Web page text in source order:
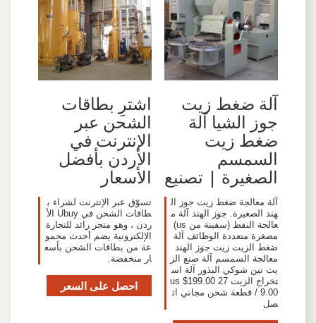
آلة ضغط زيت
جوز الشيا آلة
ضغط زيت
السمسم
الصغيرة | تصنيع
آلة معالجة ضغط زيت جوز ال
هند الصغيرة. جوز الهند آلة م
عالجة النفط (سفينة من us)
مصغرة متعددة الوظائف آلة
ضغط الزيت زيت جوز الهند
معالجة السمسم آلة صنع الز
يت تين شوكي البذور آلة اس
تخراج الزيت us $199.00 27
9.00 / قطعة شحن مجاني ات
صل
اشترِ بطاقات
الشحن عبر
الإنترنت في
الأردن بأفضل
الأسعار
تسوّق عبر الإنترنت لشراء ب
طاقات الشحن في Ubuy الأ
ردن ، وهو متجر رائد للتجارة
الإلكترونية يضم أحدث مجمو
عة من بطاقات الشحن بأسع
ار منخفضة.
احصل على السعر